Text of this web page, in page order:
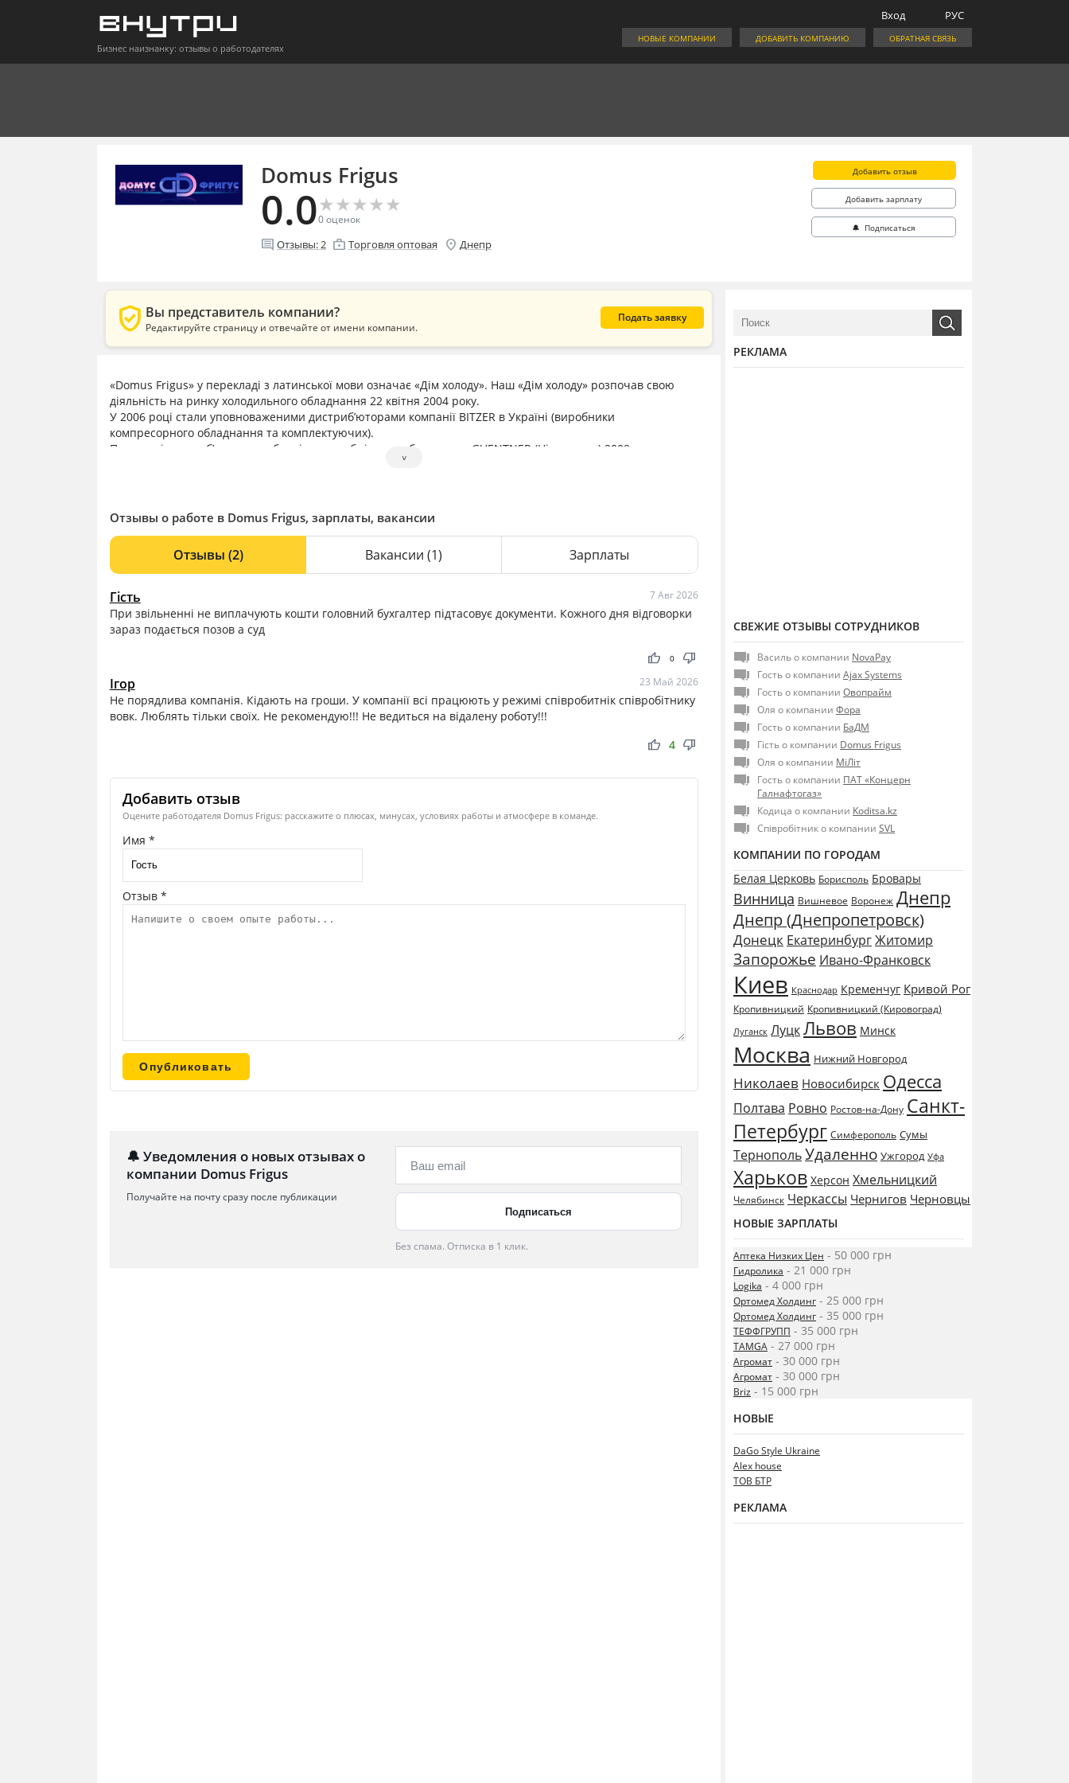
Бизнес наизнанку: отзывы о работодателях
РУС
Вход
ОБРАТНАЯ СВЯЗЬ
ДОБАВИТЬ КОМПАНИЮ
НОВЫЕ КОМПАНИИ
Domus Frigus
0.0★
★★
★★
★★
★★
★
0оценок
comment Отзывы:2 enterprise Торговля оптовая location_on Днепр
Добавить отзыв
Добавить зарплату
🔔 Подписаться
verified_user Вы представитель компании?
Редактируйте страницу и отвечайте от имени компании.
Подать заявку
«Domus Frigus» у перекладі з латинської мови означає «Дім холоду». Наш «Дім холоду» розпочав свою
діяльність на ринку холодильного обладнання 22 квітня 2004 року.
У 2006 році стали уповноваженими дистриб’юторами компанії BITZER в Україні (виробники
компресорного обладнання та комплектуючих).
Партнер і дистриб’ютор виробників теплообмінного обладнання GUENTNER (Німеччина) 2008 року, а
також офіційний дистриб’ютор BASETEC в Україні (теплообмінне обладнання). Генеральний дистриб’ютор
спеціалізується на виробництві теплообмінного обладнання за європейськими стандартами якості.
˅
Отзывы о работе в Domus Frigus, зарплаты, вакансии
Отзывы (2) Вакансии (1) Зарплаты
Гість 7 Авг 2026
При звільненні не виплачують кошти головний бухгалтер підтасовує документи. Кожного дня відговорки
зараз подається позов а суд
thumb_up thumb_down
0
Ігор 23 Май 2026
Не порядлива компанія. Кідають на гроши. У компанії всі працюють у режимі співробитнік співробітнику
вовк. Люблять тільки своїх. Не рекомендую!!! Не ведиться на відалену роботу!!!
thumb_up thumb_down
4
Добавить отзыв
Оцените работодателя Domus Frigus: расскажите о плюсах, минусах, условиях работы и атмосфере в команде.
Имя *
Отзыв *
🔔 Уведомления о новых отзывах о
компании Domus Frigus
Получайте на почту сразу после публикации
Без спама. Отписка в 1 клик.
РЕКЛАМА
СВЕЖИЕ ОТЗЫВЫ СОТРУДНИКОВ
Василь о компании NovaPay
Гость о компании Ajax Systems
Гость о компании Овопрайм
Оля о компании Фора
Гость о компании БаДМ
Гість о компании Domus Frigus
Оля о компании МіЛіт
Гость о компании ПАТ «Концерн
Галнафтогаз»
Кодица о компании Koditsa.kz
Співробітник о компании SVL
КОМПАНИИ ПО ГОРОДАМ
Белая Церковь Борисполь Бровары
Винница Вишневое Воронеж Днепр
Днепр (Днепропетровск)
Донецк ЕкатеринбургЖитомир
Запорожье Ивано-Франковск
Киев Краснодар Кременчуг Кривой Рог
Кропивницкий Кропивницкий (Кировоград)
Луганск ЛуцкЛьвов Минск
Москва Нижний Новгород
Николаев Новосибирск Одесса
Полтава Ровно Ростов-на-Дону Санкт-
Петербург Симферополь Сумы
ТернопольУдаленно Ужгород Уфа
Харьков Херсон Хмельницкий
Челябинск Черкассы Чернигов Черновцы
НОВЫЕ ЗАРПЛАТЫ
Аптека Низких Цен - 50 000 грн
Гидролика - 21 000 грн
Logika - 4 000 грн
Ортомед Холдинг - 25 000 грн
Ортомед Холдинг - 35 000 грн
ТЕФФГРУПП - 35 000 грн
TAMGA - 27 000 грн
Агромат - 30 000 грн
Агромат - 30 000 грн
Briz - 15 000 грн
НОВЫЕ
DaGo Style Ukraine
Alex house
ТОВ БТР
РЕКЛАМА